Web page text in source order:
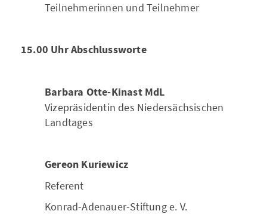
Teilnehmerinnen und Teilnehmer
15.00 Uhr Abschlussworte
Barbara Otte-Kinast MdL
Vizepräsidentin des Niedersächsischen
Landtages
Gereon Kuriewicz
Referent
Konrad-Adenauer-Stiftung e. V.